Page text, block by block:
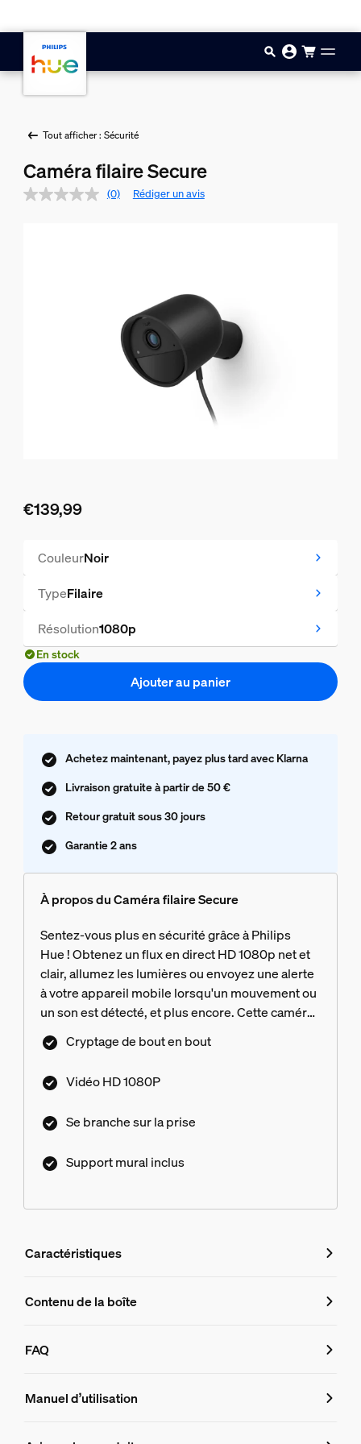
Tout afficher : Sécurité
Caméra filaire Secure
(0) Rédiger un avis
€139,99
CouleurNoir
TypeFilaire
Résolution1080p
En stock
Ajouter au panier
Achetez maintenant, payez plus tard avec Klarna
Livraison gratuite à partir de 50 €
Retour gratuit sous 30 jours
Garantie 2 ans
À propos du Caméra filaire Secure
Sentez-vous plus en sécurité grâce à Philips
Hue ! Obtenez un flux en direct HD 1080p net et
clair, allumez les lumières ou envoyez une alerte
à votre appareil mobile lorsqu'un mouvement ou
un son est détecté, et plus encore. Cette caméra
filaire est facile à monter et à installer dans tous
les domiciles.
Cryptage de bout en bout
Vidéo HD 1080P
Se branche sur la prise
Support mural inclus
Caractéristiques
Caractéristiques
8719514492677
Design et finition
Contenu de la boîte
FAQ
FAQ
Manuel d’utilisation